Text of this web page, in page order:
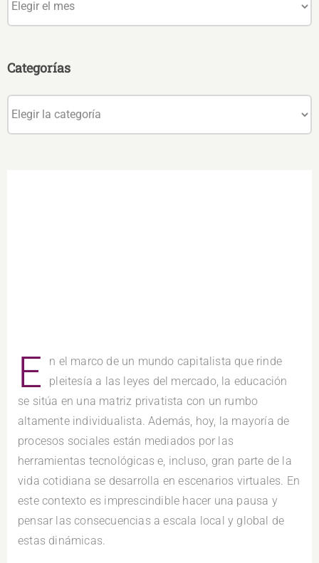
E
n el marco de un mundo capitalista que rinde
pleitesía a las leyes del mercado, la educación
se sitúa en una matriz privatista con un rumbo
altamente individualista. Además, hoy, la mayoría de
procesos sociales están mediados por las
herramientas tecnológicas e, incluso, gran parte de la
vida cotidiana se desarrolla en escenarios virtuales. En
este contexto es imprescindible hacer una pausa y
pensar las consecuencias a escala local y global de
estas dinámicas.
Categorías